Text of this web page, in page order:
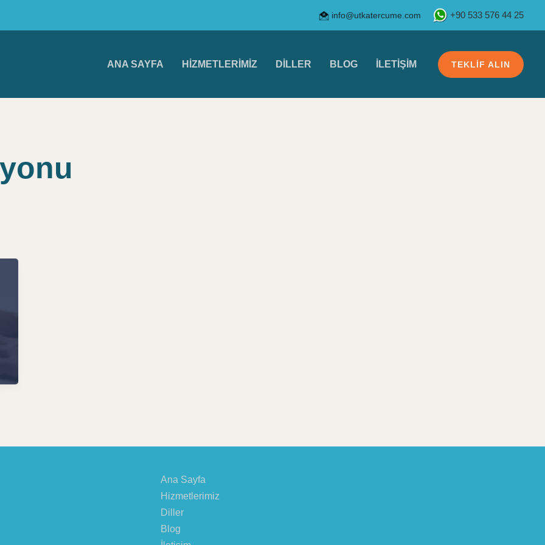
info@utkatercume.com +90 533 576 44 25
ANA SAYFA HIZMETLERIMIZ DILLER BLOG İLETIŞIM TEKLIF ALIN
Ana Sayfa
Hizmetlerimiz
Diller
Blog